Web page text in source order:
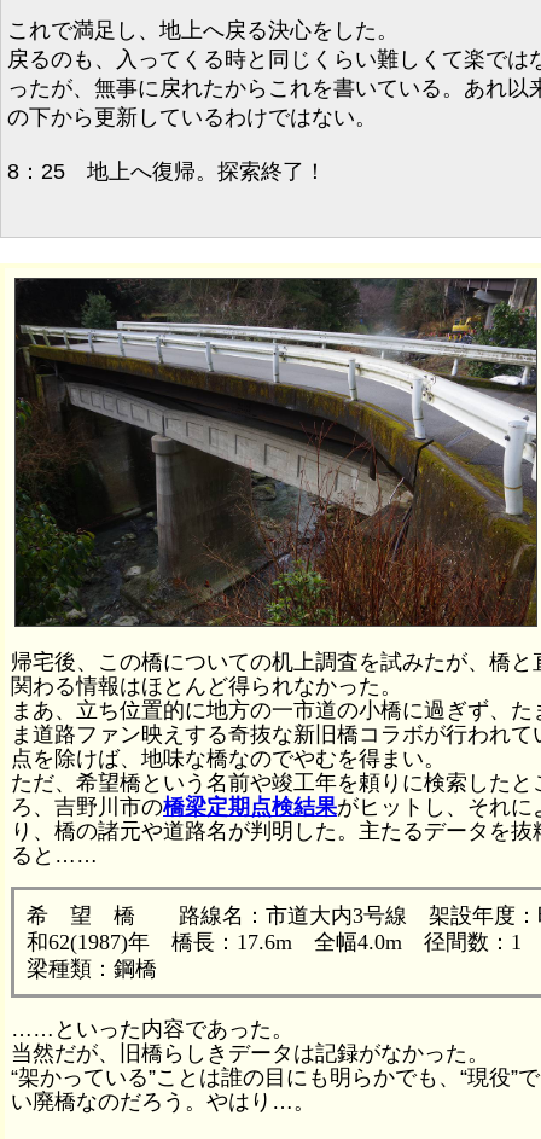
これで満足し、地上へ戻る決心をした。
戻るのも、入ってくる時と同じくらい難しくて楽では
ったが、無事に戻れたからこれを書いている。あれ以
の下から更新しているわけではない。
8：25 地上へ復帰。探索終了！
帰宅後、この橋についての机上調査を試みたが、橋と
関わる情報はほとんど得られなかった。
まあ、立ち位置的に地方の一市道の小橋に過ぎず、た
ま道路ファン映えする奇抜な新旧橋コラボが行われて
点を除けば、地味な橋なのでやむを得まい。
ただ、希望橋という名前や竣工年を頼りに検索したと
ろ、吉野川市の橋梁定期点検結果がヒットし、それに
り、橋の諸元や道路名が判明した。主たるデータを抜
ると……
希 望 橋 路線名：市道大内3号線 架設年度：
和62(1987)年 橋長：17.6m 全幅4.0m 径間数：1
梁種類：鋼橋
……といった内容であった。
当然だが、旧橋らしきデータは記録がなかった。
“架かっている”ことは誰の目にも明らかでも、“現役”
い廃橋なのだろう。やはり…。